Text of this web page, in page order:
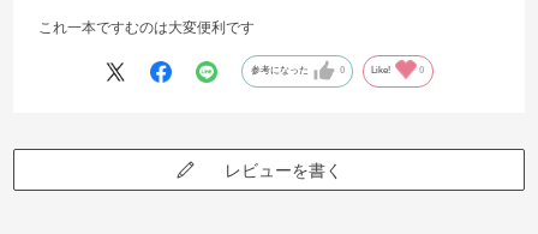
これ一本ですむのは大変便利です
参考になった 0 Like! 0
レビューを書く